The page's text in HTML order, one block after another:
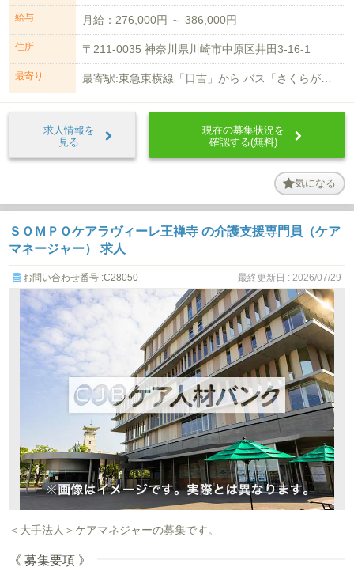
給与 月給：276,000円 ～ 386,000円
住所 〒211-0035 神奈川県川崎市中原区井田3-16-1
最寄り
求人情報を
見る
現在の募集状況を
確認する(無料)
気になる
ＳＯＭＰＯケアラヴィーレ王禅寺 の介護支援専門員（ケア
マネージャー） 求人
お問い合わせ番号 :C28050 最終更新日 : 2026/07/29
＜大手法人＞ケアマネジャーの募集です。
《 募集要項 》